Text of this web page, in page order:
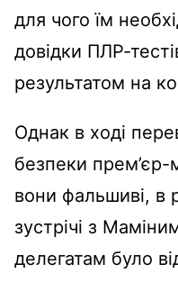
для чого їм
довідки ПЛР-
результатом на
Однак в ході
безпеки прем’єр-
вони фальшиві, в
зустрічі з
делегатам було